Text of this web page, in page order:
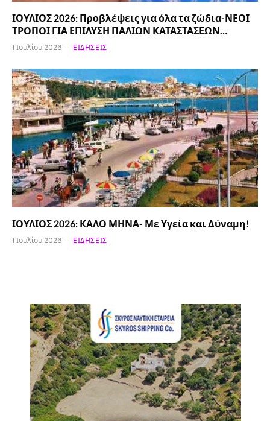
ΙΟΥΛΙΟΣ 2026: Προβλέψεις για όλα τα ζώδια-ΝΕΟΙ
ΤΡΟΠΟΙ ΓΙΑ ΕΠΙΛΥΣΗ ΠΑΛΙΩΝ ΚΑΤΑΣΤΑΣΕΩΝ…
1 Ιουλίου 2026 ΕΙΔΉΣΕΙΣ
ΙΟΥΛΙΟΣ 2026: ΚΑΛΟ ΜΗΝΑ- Με Υγεία και Δύναμη!
1 Ιουλίου 2026 ΕΙΔΉΣΕΙΣ